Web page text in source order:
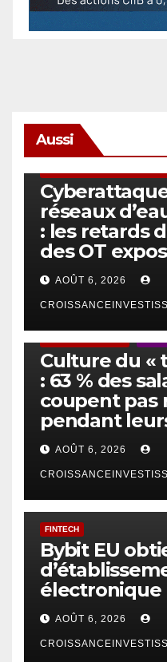
Aussi
réseaux
: les retards
des OT
AOÛT 6, 2026
Culture du «
: 63 % des
coupent pas
pendant
AOÛT 6, 2026
FINTECH
Bybit EU
électronique
AOÛT 6, 2026